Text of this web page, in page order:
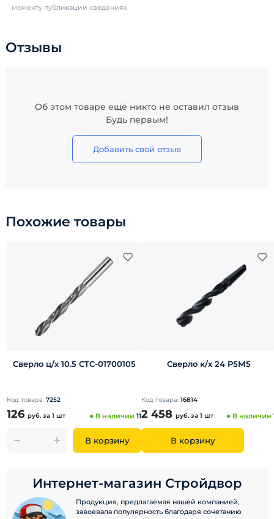
моменту публикации сведениях
Отзывы
Об этом товаре ещё никто не оставил отзыв
Будь первым!
Добавить свой отзыв
Похожие товары
Сверло ц/х 10.5 СTC-01700105
Код товара: 7252
126 руб. за 1 шт В наличии 11
В корзину
Сверло к/х 24 Р5М5
Код товара: 16814
2 458 руб. за 1 шт В наличии
В корзину
Интернет-магазин Стройдвор
Продукция, предлагаемая нашей компанией,
завоевала популярность благодаря сочетанию